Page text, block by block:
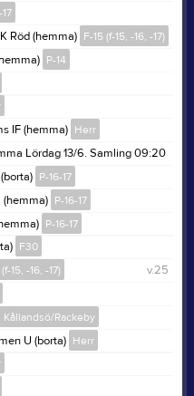
Röd (hemma) F-15 (f-15, -16, -17)
P-14
IF (hemma) Herr
Lördag 13/6. Samling 09:20
P-16-17
(hemma) P-16-17
P-16-17
F30
v.25
15, -16, -17)
Kållandsö/Rackeby
U (borta) Herr